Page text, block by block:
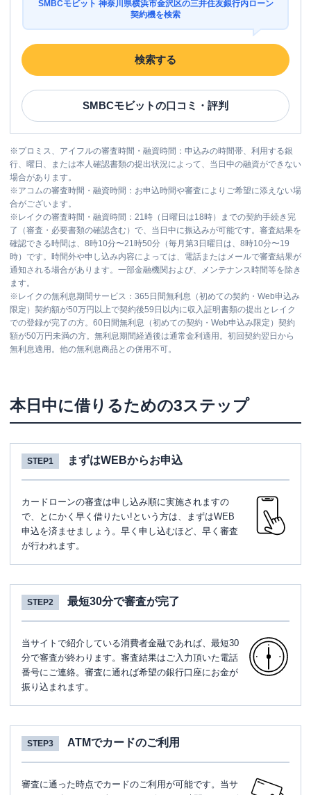
SMBCモビット 神奈川県横浜市金沢区の三井住友銀行内ローン
契約機を検索
検索する
SMBCモビットの口コミ・評判
※プロミス、アイフルの審査時間・融資時間：申込みの時間帯、利用する銀
行、曜日、または本人確認書類の提出状況によって、当日中の融資ができない
場合があります。
※アコムの審査時間・融資時間：お申込時間や審査によりご希望に添えない場
合がございます。
※ レイクの審査時間・融資時間：21時（日曜日は18時）までの契約手続き完
了（審査・必要書類の確認含む）で、当日中に振込みが可能です。審査結果を
確認できる時間は、8時10分〜21時50分（毎月第3日曜日は、8時10分〜19
時）です。時間外や申し込み内容によっては、電話またはメールで審査結果が
通知される場合があります。一部金融機関および、メンテナンス時間等を除き
ます。
※ レイクの無利息期間サービス：365日間無利息（初めての契約・Web申込み
限定）契約額が50万円以上で契約後59日以内に収入証明書類の提出とレイク
での登録が完了の方。60日間無利息（初めての契約・Web申込み限定）契約
額が50万円未満の方。無利息期間経過後は通常金利適用。初回契約翌日から
無利息適用。他の無利息商品との併用不可。
本日中に借りるための3ステップ
STEP1 まずはWEBからお申込
カードローンの審査は申し込み順に実施されますの
で、とにかく早く借りたい!という方は、まずはWEB
申込を済ませましょう。早く申し込むほど、早く審査
が行われます。
STEP2 最短30分で審査が完了
当サイトで紹介している消費者金融であれば、最短30
分で審査が終わります。審査結果はご入力頂いた電話
番号にご連絡。審査に通れば希望の銀行口座にお金が
振り込まれます。
STEP3 ATMでカードのご利用
審査に通った時点でカードのご利用が可能です。当サ